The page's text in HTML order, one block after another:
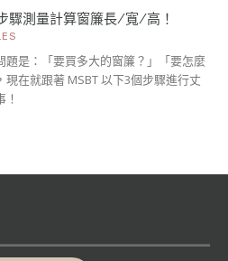
驟測量計算窗簾長/寬/高！
是：「要買多大的窗簾？」「要怎麼
在就跟著 MSBT 以下3個步驟進行丈